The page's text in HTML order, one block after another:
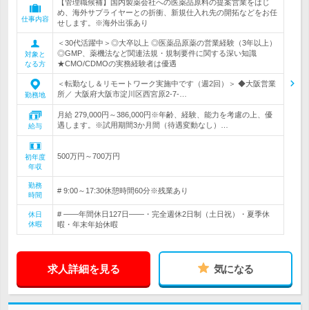
仕事内容
【管理職候補】国内製薬会社への医薬品原料の提案営業をはじ
め、海外サプライヤーとの折衝、新規仕入れ先の開拓などをお任
せします。※海外出張あり
対象と
なる方
＜30代活躍中＞◎大卒以上 ◎医薬品原薬の営業経験（3年以上）
◎GMP、薬機法など関連法規・規制要件に関する深い知識
★CMO/CDMOの実務経験者は優遇
勤務地
＜転勤なし＆リモートワーク実施中です（週2回）＞ ◆大阪営業
所／ 大阪府大阪市淀川区西宮原2-7-…
給与
月給 279,000円～386,000円※年齢、経験、能力を考慮の上、優
遇します。※試用期間3か月間（待遇変動なし）…
初年度
年収
500万円～700万円
勤務
時間
# 9:00～17:30休憩時間60分※残業あり
休日
休暇
# ――年間休日127日――・完全週休2日制（土日祝）・夏季休
暇・年末年始休暇
求人詳細を見る 気になる